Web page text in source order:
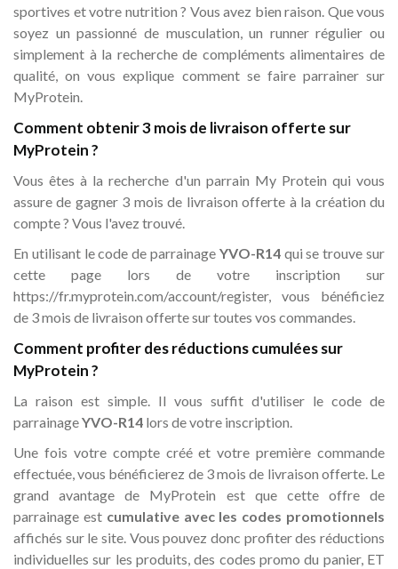
sportives et votre nutrition ? Vous avez bien raison. Que vous
soyez un passionné de musculation, un runner régulier ou
simplement à la recherche de compléments alimentaires de
qualité, on vous explique comment se faire parrainer sur
MyProtein.
Comment obtenir 3 mois de livraison offerte sur
MyProtein ?
Vous êtes à la recherche d'un parrain My Protein qui vous
assure de gagner 3 mois de livraison offerte à la création du
compte ? Vous l'avez trouvé.
En utilisant le code de parrainage YVO-R14qui se trouve sur
cette page lors de votre inscription sur
https://fr.myprotein.com/account/register, vous bénéficiez
de 3 mois de livraison offerte sur toutes vos commandes.
Comment profiter des réductions cumulées sur
MyProtein ?
La raison est simple. Il vous suffit d'utiliser le code de
parrainageYVO-R14 lors de votre inscription.
Une fois votre compte créé et votre première commande
effectuée, vous bénéficierez de 3 mois de livraison offerte. Le
grand avantage de MyProtein est que cette offre de
parrainage est cumulative avec les codes promotionnels
affichés sur le site. Vous pouvez donc profiter des réductions
individuelles sur les produits, des codes promo du panier, ET